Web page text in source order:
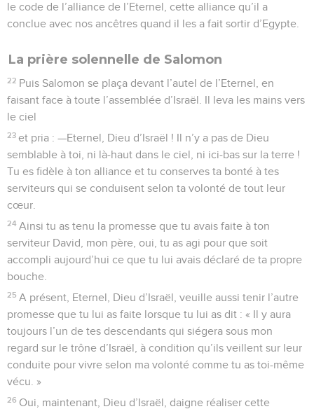
le code de l’alliance de l’Eternel, cette alliance qu’il a
conclue avec nos ancêtres quand il les a fait sortir d’Egypte.
La prière solennelle de Salomon
22 Puis Salomon se plaça devant l’autel de l’Eternel, en
faisant face à toute l’assemblée d’Israël. Il leva les mains vers
le ciel
23 et pria : —Eternel, Dieu d’Israël ! Il n’y a pas de Dieu
semblable à toi, ni là-haut dans le ciel, ni ici-bas sur la terre !
Tu es fidèle à ton alliance et tu conserves ta bonté à tes
serviteurs qui se conduisent selon ta volonté de tout leur
cœur.
24 Ainsi tu as tenu la promesse que tu avais faite à ton
serviteur David, mon père, oui, tu as agi pour que soit
accompli aujourd’hui ce que tu lui avais déclaré de ta propre
bouche.
25 A présent, Eternel, Dieu d’Israël, veuille aussi tenir l’autre
promesse que tu lui as faite lorsque tu lui as dit : « Il y aura
toujours l’un de tes descendants qui siégera sous mon
regard sur le trône d’Israël, à condition qu’ils veillent sur leur
conduite pour vivre selon ma volonté comme tu as toi-même
vécu. »
26 Oui, maintenant, Dieu d’Israël, daigne réaliser cette